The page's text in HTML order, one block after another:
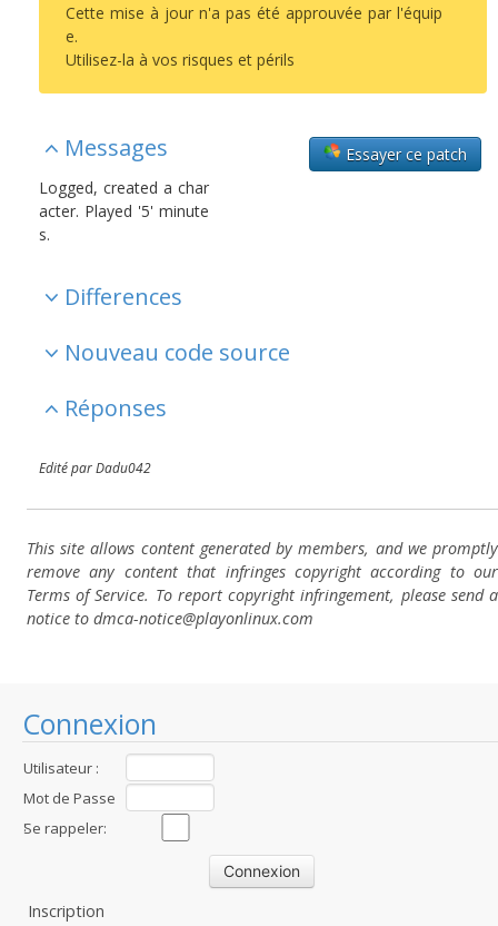
Connexion
Utilisateur :
Mot de Passe
:Se rappeler:
Inscription
Cette mise à jour n'a pas été approuvée par l'équip
e.
Utilisez-la à vos risques et périls
Essayer ce patch
Messages
Logged, created a char
acter. Played '5' minute
s.
Differences
Nouveau code source
Réponses
Edité par Dadu042
This site allows content generated by members, and we promptly
remove any content that infringes copyright according to our
Terms of Service. To report copyright infringement, please send a
notice to dmca-notice@playonlinux.com